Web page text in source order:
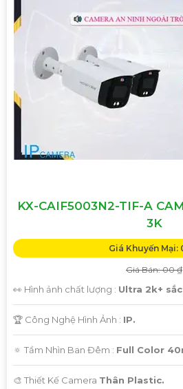
KX-CAIF5003N2-TIF-A
3K
Giá Khuyến Mại:
Giá Bán: 00 ₫
👀 Hình ảnh chất lượng : Ultra 2k+
🏆 Công Nghệ Hình Ảnh : IP.
🔅 Tầm Nhìn Ban Đêm : Full Color
🎨 Thiết Kế Camera Thân Plastic.